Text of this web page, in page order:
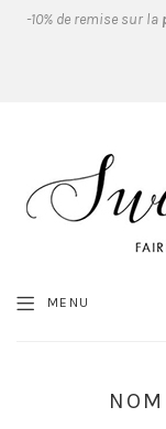
-10% de remise sur la
MENU